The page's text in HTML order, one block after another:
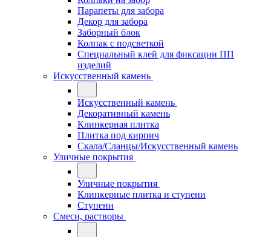
Парапеты для забора
Декор для забора
Заборный блок
Колпак с подсветкой
Специальный клей для фиксации ПП
изделий
Искусственный камень
Искусственный камень
Декоративный камень
Клинкерная плитка
Плитка под кирпич
Скала/Сланцы/Искусственный камень
Уличные покрытия
Уличные покрытия
Клинкерные плитка и ступени
Ступени
Смеси, растворы